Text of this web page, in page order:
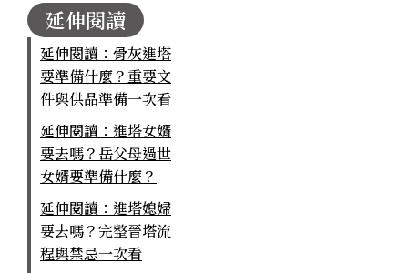
延伸閱讀
延伸閱讀：骨灰進塔
要準備什麼？重要文
件與供品準備一次看
延伸閱讀：進塔女婿
要去嗎？岳父母過世
女婿要準備什麼？
延伸閱讀：進塔媳婦
要去嗎？完整晉塔流
程與禁忌一次看